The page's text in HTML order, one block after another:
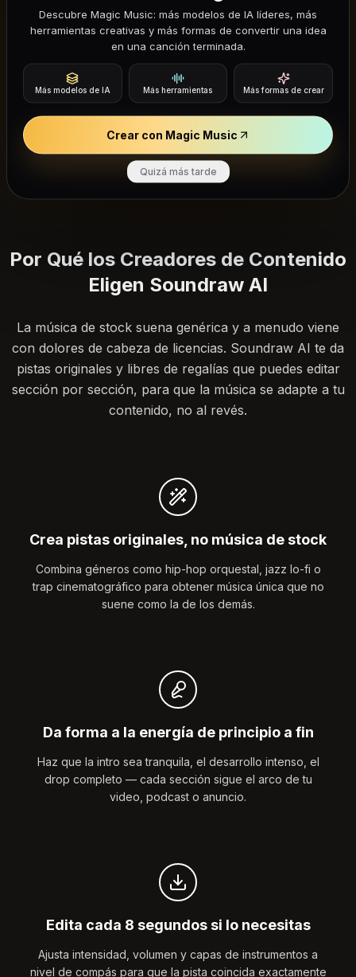
Inicia el Generador de Música
Soundraw AI
Comienza con el formato multimedia y la
ventana de edición, luego refina el género,
estructura y preferencias de stems.
Por Qué los Creadores de Contenido
Eligen Soundraw AI
La música de stock suena genérica y a menudo viene
con dolores de cabeza de licencias. Soundraw AI te da
pistas originales y libres de regalías que puedes editar
sección por sección, para que la música se adapte a tu
contenido, no al revés.
Crea pistas originales, no música de stock
Combina géneros como hip-hop orquestal, jazz lo-fi o
trap cinematográfico para obtener música única que no
suene como la de los demás.
Da forma a la energía de principio a fin
Haz que la intro sea tranquila, el desarrollo intenso, el
drop completo — cada sección sigue el arco de tu
video, podcast o anuncio.
Edita cada 8 segundos si lo necesitas
Ajusta intensidad, volumen y capas de instrumentos a
nivel de compás para que la pista coincida exactamente
Descubre Magic Music: más modelos de IA líderes, más
herramientas creativas y más formas de convertir una idea
en una canción terminada.
Más modelos de IA Más herramientas Más formas de crear
Crear con Magic Music
Quizá más tarde